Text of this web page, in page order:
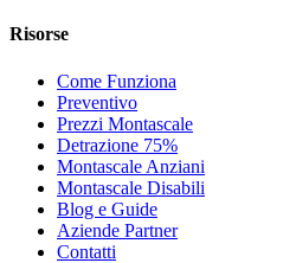
Risorse
Come Funziona
Preventivo
Prezzi Montascale
Detrazione 75%
Montascale Anziani
Montascale Disabili
Blog e Guide
Aziende Partner
Contatti